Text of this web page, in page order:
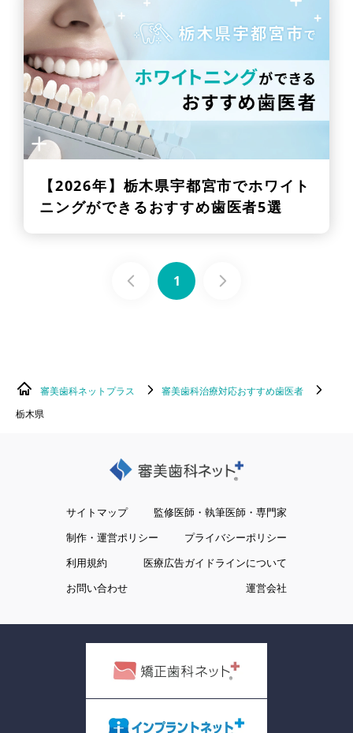
【2026年】 栃木県宇都宮市でホワイト
ニングができるおすすめ歯医者5選
1
審美歯科ネットプラス
審美歯科治療対応おすすめ歯医者
栃木県
サイトマップ
監修医師・執筆医師・専門家
制作・運営ポリシー
プライバシーポリシー
利用規約
医療広告ガイドラインについて
お問い合わせ
運営会社